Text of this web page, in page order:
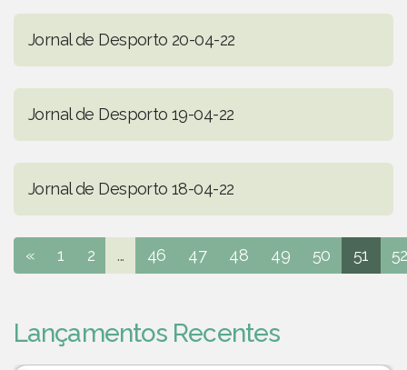
Jornal de Desporto 20-04-22
Jornal de Desporto 19-04-22
Jornal de Desporto 18-04-22
« 1 2 ... 46 47 48 49 50 51 52
Lançamentos Recentes